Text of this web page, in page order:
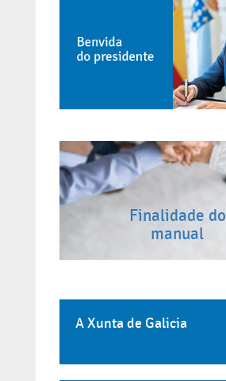
Finalidade do
manual
A Xunta de Galicia